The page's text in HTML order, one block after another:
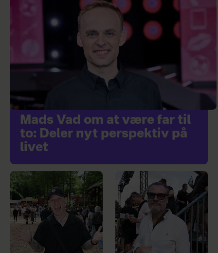
Mads Vad om at være far til
to: Deler nyt perspektiv på
livet